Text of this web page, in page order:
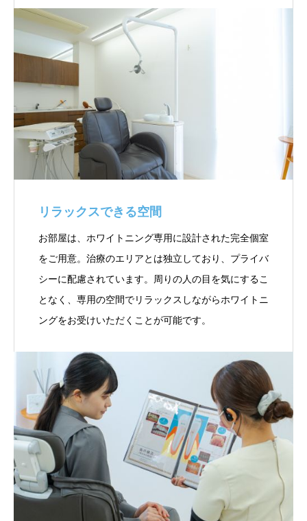
リラックスできる空間
お部屋は、ホワイトニング専用に設計された完全個室
をご用意。治療のエリアとは独立しており、プライバ
シーに配慮されています。周りの人の目を気にするこ
となく、専用の空間でリラックスしながらホワイトニ
ングをお受けいただくことが可能です。